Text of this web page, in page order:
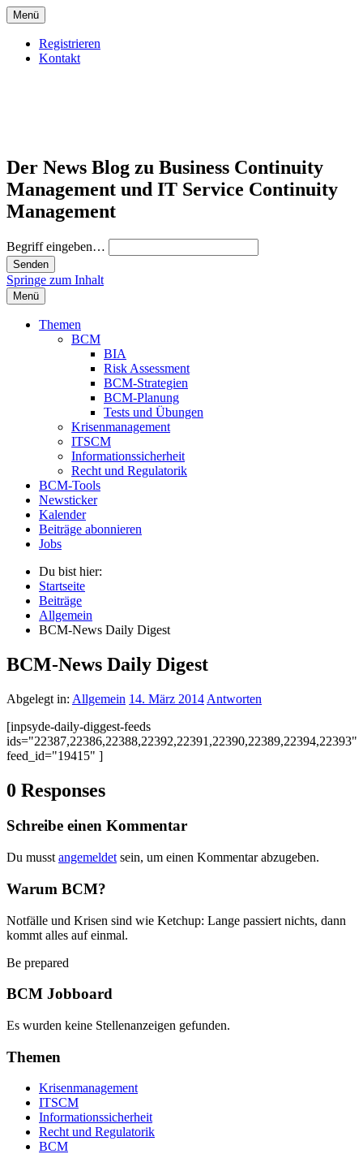
Menü
Registrieren
Kontakt
Der News Blog zu Business Continuity
Management und IT Service Continuity
Management
Begriff eingeben…
Springe zum Inhalt
Menü
Themen
BCM
BIA
Risk Assessment
BCM-Strategien
BCM-Planung
Tests und Übungen
Krisenmanagement
ITSCM
Informationssicherheit
Recht und Regulatorik
BCM-Tools
Newsticker
Kalender
Beiträge abonnieren
Jobs
Du bist hier:
Startseite
Beiträge
Allgemein
BCM-News Daily Digest
BCM-News Daily Digest
Abgelegt in: Allgemein 14. März 2014 Antworten
[inpsyde-daily-diggest-feeds
ids="22387,22386,22388,22392,22391,22390,22389,22394,22393"
feed_id="19415" ]
0 Responses
Schreibe einen Kommentar
Du musst angemeldet sein, um einen Kommentar abzugeben.
Warum BCM?
Notfälle und Krisen sind wie Ketchup: Lange passiert nichts, dann
kommt alles auf einmal.
Be prepared
BCM Jobboard
Es wurden keine Stellenanzeigen gefunden.
Themen
Krisenmanagement
ITSCM
Informationssicherheit
Recht und Regulatorik
BCM